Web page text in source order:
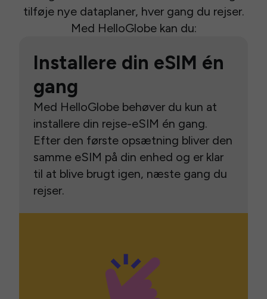
tilføje nye dataplaner, hver gang du rejser.
Med HelloGlobe kan du:
Installere din eSIM én
gang
Med HelloGlobe behøver du kun at
installere din rejse-eSIM én gang.
Efter den første opsætning bliver den
samme eSIM på din enhed og er klar
til at blive brugt igen, næste gang du
rejser.